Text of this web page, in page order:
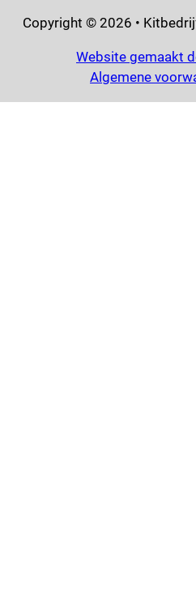
Copyright © 2026 •
Website gemaakt
Algemene